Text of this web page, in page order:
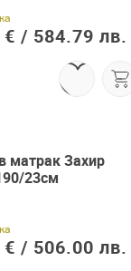
€ / 584.79 лв.
матрак Захир
23см
€ / 506.00 лв.